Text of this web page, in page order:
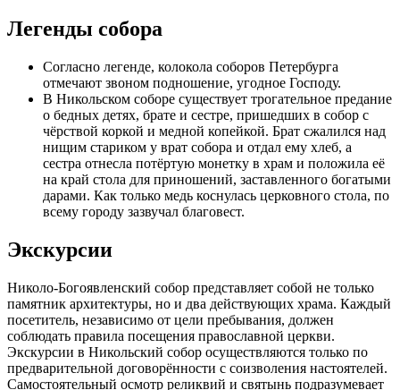
Легенды собора
Согласно легенде, колокола соборов Петербурга
отмечают звоном подношение, угодное Господу.
В Никольском соборе существует трогательное предание
о бедных детях, брате и сестре, пришедших в собор с
чёрствой коркой и медной копейкой. Брат сжалился над
нищим стариком у врат собора и отдал ему хлеб, а
сестра отнесла потёртую монетку в храм и положила её
на край стола для приношений, заставленного богатыми
дарами. Как только медь коснулась церковного стола, по
всему городу зазвучал благовест.
Экскурсии
Николо-Богоявленский собор представляет собой не только
памятник архитектуры, но и два действующих храма. Каждый
посетитель, независимо от цели пребывания, должен
соблюдать правила посещения православной церкви.
Экскурсии в Никольский собор осуществляются только по
предварительной договорённости с соизволения настоятелей.
Самостоятельный осмотр реликвий и святынь подразумевает